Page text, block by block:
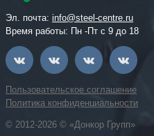
Эл. почта: info@steel-centre.ru
Время работы: Пн -Пт с 9 до 18
Пользовательское соглашение
Политика конфиденциальности
© 2012-2026 © «Донкор Групп»